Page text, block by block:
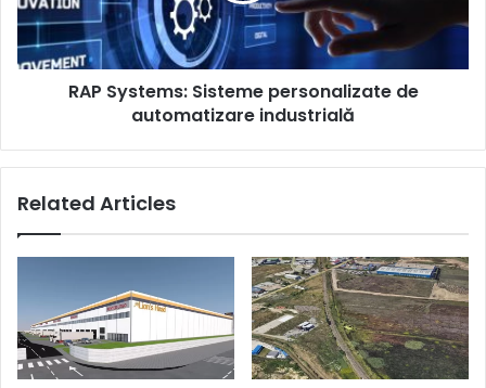
industrială
RAP Systems: Sisteme personalizate de
automatizare industrială
Related Articles